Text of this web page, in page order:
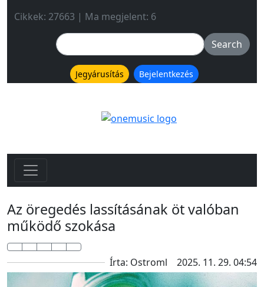
Cikkek: 27663 | Ma megjelent: 6
Jegyárusítás Bejelentkezés
Az öregedés lassításának öt valóban
működő szokása
Írta: Ostroml 2025. 11. 29. 04:54